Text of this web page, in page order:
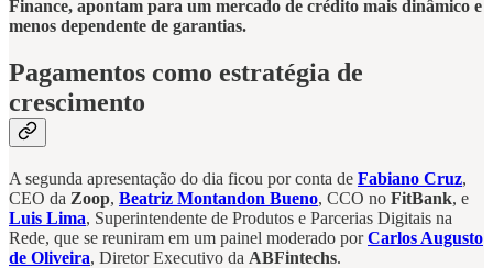
Finance, apontam para um mercado de crédito mais dinâmico e
menos dependente de garantias.
Pagamentos como estratégia de
crescimento
A segunda apresentação do dia ficou por conta de Fabiano Cruz,
CEO da Zoop, Beatriz Montandon Bueno, CCO no FitBank, e
Luis Lima, Superintendente de Produtos e Parcerias Digitais na
Rede, que se reuniram em um painel moderado porCarlos Augusto
de Oliveira, Diretor Executivo da ABFintechs.